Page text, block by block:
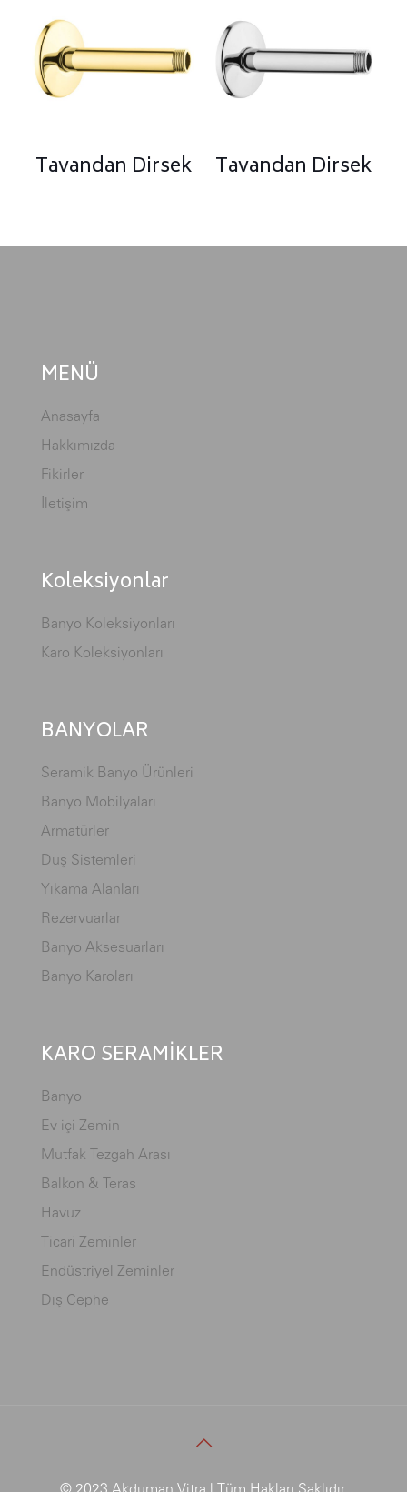
Tavandan Dirsek Tavandan Dirsek
MENÜ
Anasayfa
Hakkımızda
Fikirler
İletişim
Koleksiyonlar
Banyo Koleksiyonları
Karo Koleksiyonları
BANYOLAR
Seramik Banyo Ürünleri
Banyo Mobilyaları
Armatürler
Duş Sistemleri
Yıkama Alanları
Rezervuarlar
Banyo Aksesuarları
Banyo Karoları
KARO SERAMİKLER
Banyo
Ev içi Zemin
Mutfak Tezgah Arası
Balkon & Teras
Havuz
Ticari Zeminler
Endüstriyel Zeminler
Dış Cephe